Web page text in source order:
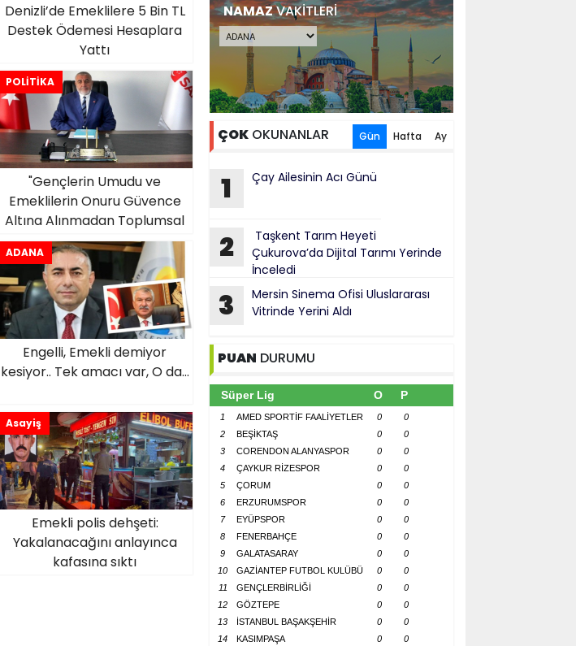
Denizli’de Emeklilere 5 Bin TL
Destek Ödemesi Hesaplara
Yattı
POLİTİKA
"Gençlerin Umudu ve
Emeklilerin Onuru Güvence
Altına Alınmadan Toplumsal
İstikrar Sağlanamaz"
ADANA
Engelli, Emekli demiyor
kesiyor.. Tek amacı var, O da...
Asayiş
Emekli polis dehşeti:
Yakalanacağını anlayınca
kafasına sıktı
NAMAZVAKİTLERİ
ÇOKOKUNANLAR Gün Hafta Ay
1 Çay Ailesinin Acı Günü
2
Taşkent Tarım Heyeti
Çukurova’da Dijital Tarımı Yerinde
İnceledi
3
Mersin Sinema Ofisi Uluslararası
Vitrinde Yerini Aldı
PUAN DURUMU
Süper Lig O P
1 AMED SPORTİF FAALİYETLER 0
0
2
BEŞİKTAŞ 0
0
3
CORENDON ALANYASPOR 0
0
4
ÇAYKUR RİZESPOR 0
0
5
ÇORUM 0
0
6
ERZURUMSPOR 0
0
7
EYÜPSPOR 0
0
8
FENERBAHÇE 0
0
9
GALATASARAY 0
0
10
GAZİANTEP FUTBOL KULÜBÜ 0
0
11
GENÇLERBİRLİĞİ 0
0
12
GÖZTEPE 0
0
13
İSTANBUL BAŞAKŞEHİR 0
0
14
KASIMPAŞA 0
0